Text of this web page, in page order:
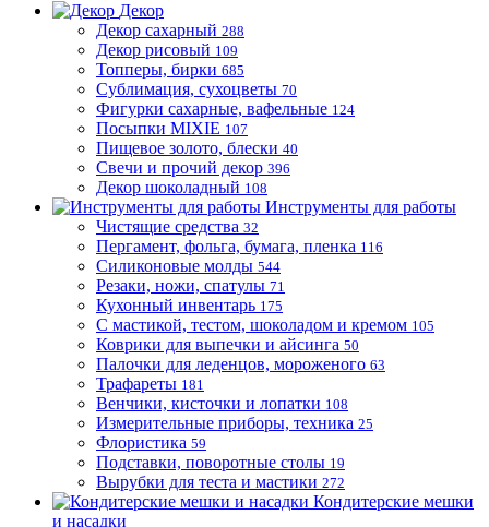
Декор
Декор сахарный 288
Декор рисовый 109
Топперы, бирки 685
Сублимация, сухоцветы 70
Фигурки сахарные, вафельные 124
Посыпки MIXIE 107
Пищевое золото, блески 40
Свечи и прочий декор 396
Декор шоколадный 108
Инструменты для работы
Чистящие средства 32
Пергамент, фольга, бумага, пленка 116
Силиконовые молды 544
Резаки, ножи, спатулы 71
Кухонный инвентарь 175
С мастикой, тестом, шоколадом и кремом 105
Коврики для выпечки и айсинга 50
Палочки для леденцов, мороженого 63
Трафареты 181
Венчики, кисточки и лопатки 108
Измерительные приборы, техника 25
Флористика 59
Подставки, поворотные столы 19
Вырубки для теста и мастики 272
Кондитерские мешки
и насадки